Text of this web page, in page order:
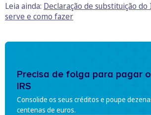
Leia ainda: Declaração de substituição do
serve e como fazer
Precisa de folga para pagar
IRS
Consolide os seus créditos e poupe
centenas de euros.